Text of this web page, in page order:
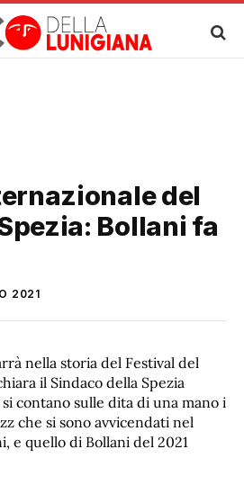
del
Bollani fa
2021
nella storia del Festival del
il Sindaco della Spezia
si contano sulle dita di una mano i
che si sono avvicendati nel
e quello di Bollani del 2021